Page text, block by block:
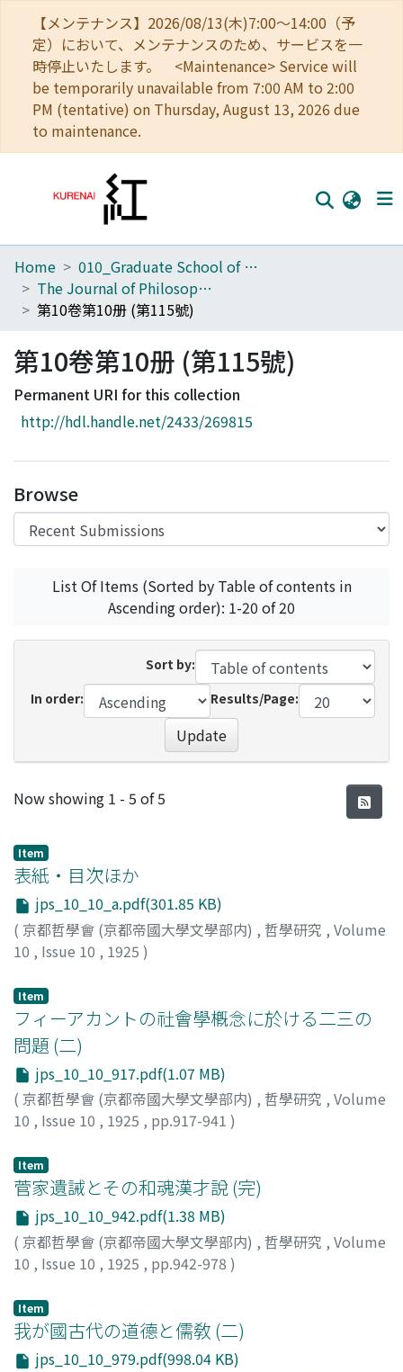
【メンテナンス】2026/08/13(木)7:00～14:00（予
定）において、メンテナンスのため、サービスを一
時停止いたします。 <Maintenance> Service will
be temporarily unavailable from 7:00 AM to 2:00
PM (tentative) on Thursday, August 13, 2026 due
to maintenance.
Home
Communities
Download Ranking
Access Statistics
Home
010_Graduate School of Letters
The Journal of Philosophical Studies
第10卷第10册 (第115號)
第10卷第10册 (第115號)
Permanent URI for this collection
http://hdl.handle.net/2433/269815
Browse
List Of Items (Sorted by Table of contents in
Ascending order): 1-20 of 20
Sort by:
In order:
Results/Page:
Update
Recent Submissions
Now showing 1 - 5 of 5
Item
表紙・目次ほか
jps_10_10_a.pdf(301.85 KB)
( 京都哲學會 (京都帝國大學文學部内) , 哲學研究 , Volume
10 , Issue 10 , 1925 )
Item
フィーアカントの社會學槪念に於ける二三の
問題 (二)
jps_10_10_917.pdf(1.07 MB)
( 京都哲學會 (京都帝國大學文學部内) , 哲學研究 , Volume
10 , Issue 10 , 1925 , pp.917-941 )
Item
菅家遺誡とその和魂漢才說 (完)
jps_10_10_942.pdf(1.38 MB)
( 京都哲學會 (京都帝國大學文學部内) , 哲學研究 , Volume
10 , Issue 10 , 1925 , pp.942-978 )
Item
我が國古代の道德と儒敎 (二)
jps_10_10_979.pdf(998.04 KB)